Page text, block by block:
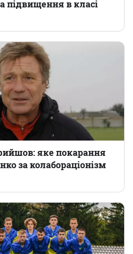
підвищення в класі
яке покарання
за колабораціонізм